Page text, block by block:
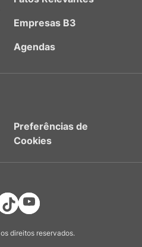
Empresas B3
Agendas
Preferências de
Cookies
direitos reservados.